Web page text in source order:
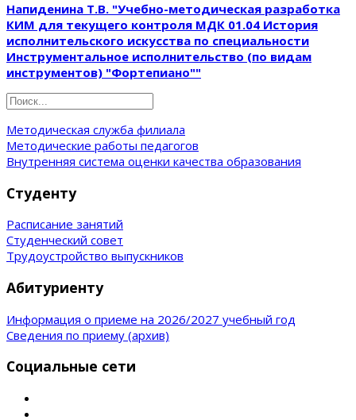
Напиденина Т.В. "Учебно-методическая разработка
КИМ для текущего контроля МДК 01.04 История
исполнительского искусства по специальности
Инструментальное исполнительство (по видам
инструментов) "Фортепиано""
Методическая служба филиала
Методические работы педагогов
Внутренняя система оценки качества образования
Студенту
Расписание занятий
Студенческий совет
Трудоустройство выпускников
Абитуриенту
Информация о приеме на 2026/2027 учебный год
Сведения по приему (архив)
Социальные сети